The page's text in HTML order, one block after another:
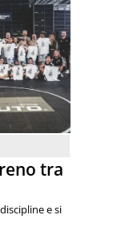
tra
e si